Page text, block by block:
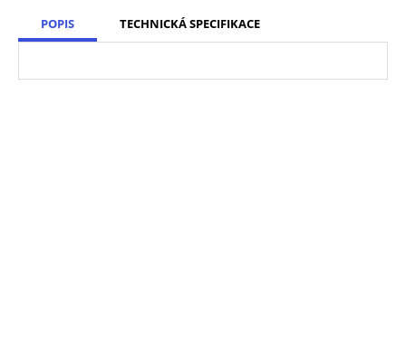
POPIS TECHNICKÁ SPECIFIKACE